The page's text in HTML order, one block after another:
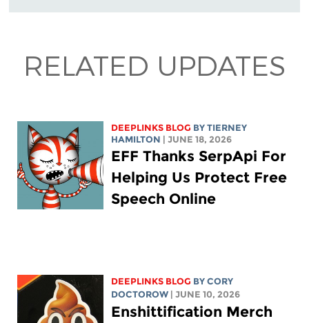
RELATED UPDATES
DEEPLINKS BLOG BY TIERNEY
HAMILTON
| JUNE 18, 2026
EFF Thanks SerpApi For
Helping Us Protect Free
Speech Online
DEEPLINKS BLOG BYCORY
DOCTOROW
| JUNE 10, 2026
Enshittification Merch